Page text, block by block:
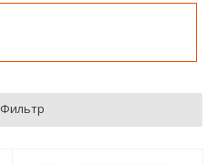
Фильтр